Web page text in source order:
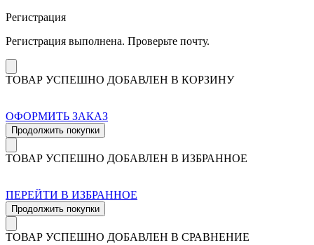
Регистрация
Регистрация выполнена. Проверьте почту.
ТОВАР УСПЕШНО ДОБАВЛЕН В КОРЗИНУ
ОФОРМИТЬ ЗАКАЗ
Продолжить покупки
ТОВАР УСПЕШНО ДОБАВЛЕН В ИЗБРАННОЕ
ПЕРЕЙТИ В ИЗБРАННОЕ
Продолжить покупки
ТОВАР УСПЕШНО ДОБАВЛЕН В СРАВНЕНИЕ